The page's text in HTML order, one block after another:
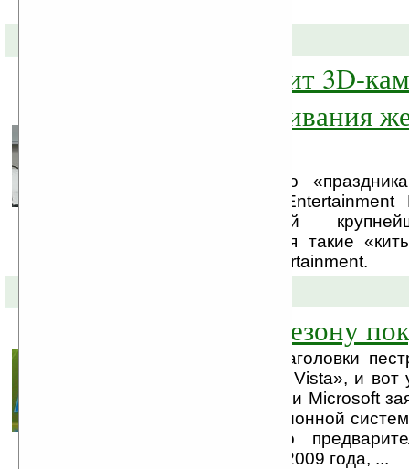
Microsoft готовит 3D-
360 для отслеживания
Приближается начало
выставки Electronic
2009), собирающей
издательства, включая такие
Blizzard и Blizzard Entertainment.
Windows 7 к «Сезону
Буквально недавно заголовки
«Новинка — Windows Vista», и вот
разработчики компании Microsoft
выходе новой операционной
Громкое событие по
состоится 23 октября 2009 года, ...